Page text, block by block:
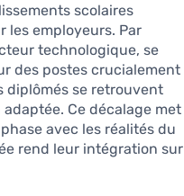
scolaires
les employeurs. Par
technologique, se
des postes crucialement
diplômés se retrouvent
Ce décalage met
avec les réalités du
rend leur intégration sur